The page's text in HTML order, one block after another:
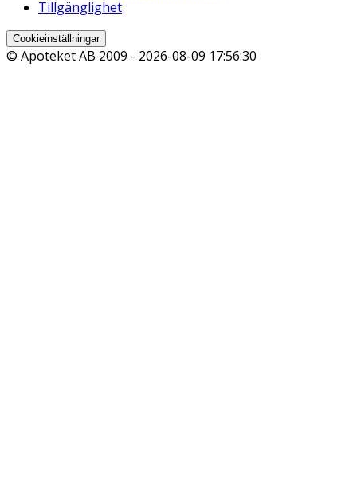
Tillgänglighet
Cookieinställningar
© Apoteket AB 2009 - 2026-08-09 17:56:30